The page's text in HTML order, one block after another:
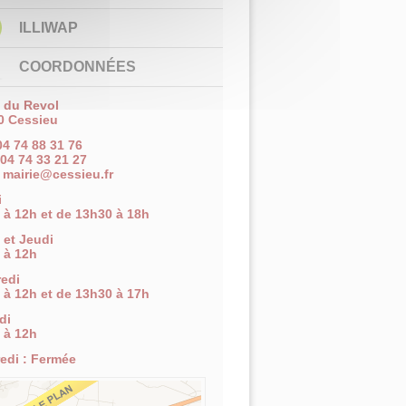
ILLIWAP
COORDONNÉES
du Revol
Cessieu
74 88 31 76
74 33 21 27
mairie@cessieu.fr
12h et de 13h30 à 18h
et Jeudi
12h
12h et de 13h30 à 17h
12h
: Fermée